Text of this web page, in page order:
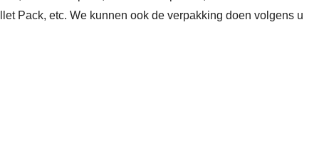
Pack, etc. We kunnen ook de verpakking doen volgens u